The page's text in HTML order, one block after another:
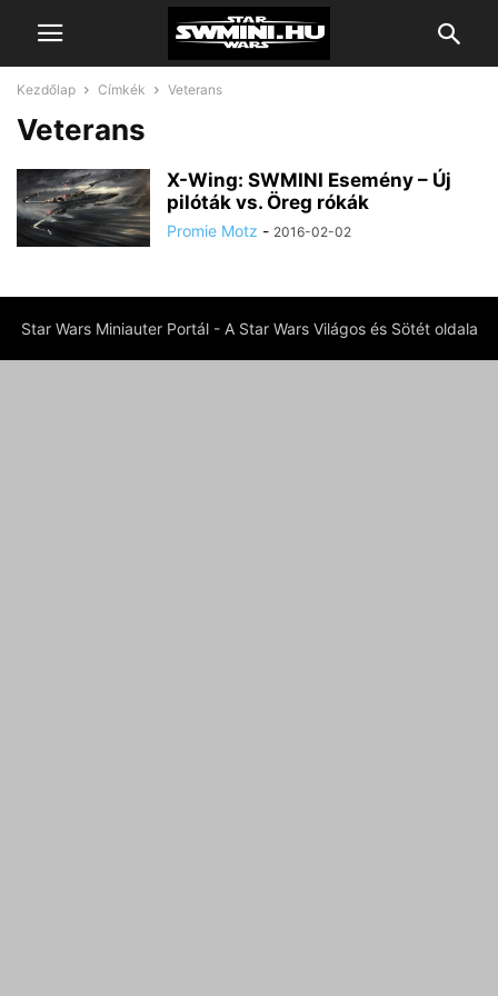
Kezdőlap Címkék Veterans
Veterans
X-Wing: SWMINI Esemény – Új
pilóták vs. Öreg rókák
Promie Motz - 2016-02-02
Star Wars Miniauter Portál - A Star Wars Világos és Sötét oldala